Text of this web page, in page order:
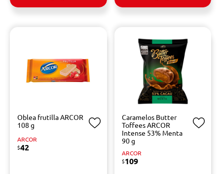
Oblea frutilla ARCOR
108 g
ARCOR
$42
Caramelos Butter
Toffees ARCOR
Intense 53% Menta
90 g
ARCOR
$109